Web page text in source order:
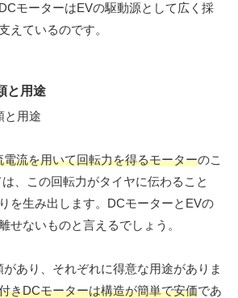
モーターはEVの駆動源として広く採
えているのです。
と用途
電流を用いて回転力を得るモーターのこ
、この回転力がタイヤに伝わること
を生み出します。DCモーターとEVの
せないものと言えるでしょう。
あり、それぞれに得意な用途がありま
きDCモーターは構造が簡単で安価であ